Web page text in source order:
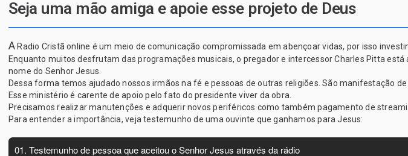
Seja uma mão amiga e apoie esse projeto de Deus
A Radio Cristã online é um meio de comunicação compromissada em abençoar vidas, por isso
Enquanto muitos desfrutam das programações musicais, o pregador e intercessor Charles Pitta
nome do Senhor Jesus.
Dessa forma temos ajudado nossos irmãos na fé e pessoas de outras religiões. São manifestação
Esse ministério é carente de apoio pelo fato do presidente viver da obra.
Precisamos realizar manutenções e adquerir novos periféricos como também pagamento de
Para entender a importância, veja testemunho de uma ouvinte que ganhamos para Jesus: